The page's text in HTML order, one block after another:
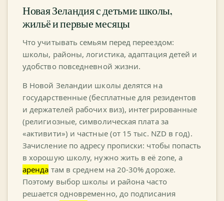
Новая Зеландия с детьми: школы,
жильё и первые месяцы
Что учитывать семьям перед переездом:
школы, районы, логистика, адаптация детей и
удобство повседневной жизни.
В Новой Зеландии школы делятся на
государственные (бесплатные для резидентов
и держателей рабочих виз), интегрированные
(религиозные, символическая плата за
«активити») и частные (от 15 тыс. NZD в год).
Зачисление по адресу прописки: чтобы попасть
в хорошую школу, нужно жить в её zone, а
аренда там в среднем на 20-30% дороже.
Поэтому выбор школы и района часто
решается одновременно, до подписания